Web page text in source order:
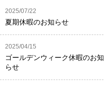
2025/07/22
夏期休暇のお知らせ
2025/04/15
ゴールデンウィーク休暇のお知
らせ